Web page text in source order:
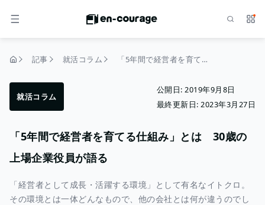
メニュー サ
記事 就活コラム 「5年間で経営者を育てる仕組み」とは 30歳の上場企業役員が語る
就活コラム
公開日: 2019年9月8日
最終更新日: 2023年3月27日
「5年間で経営者を育てる仕組み」とは 30歳の
上場企業役員が語る
「経営者として成長・活躍する環境」として有名なイトクロ。
その環境とは一体どんなもので、他の会社とは何が違うのでし